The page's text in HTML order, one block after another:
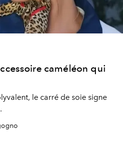
caméléon qui
le carré de soie signe